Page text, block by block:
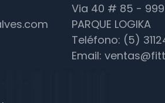
Via 40 # 85 - 999
PARQUE LOGIKA
Teléfono: (5)
Email: